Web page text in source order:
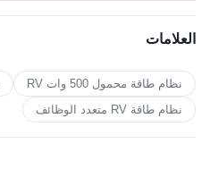
العلامات
نظام طاقة محمول 500 وات RV
نظام طاقة RV متعدد الوظائف